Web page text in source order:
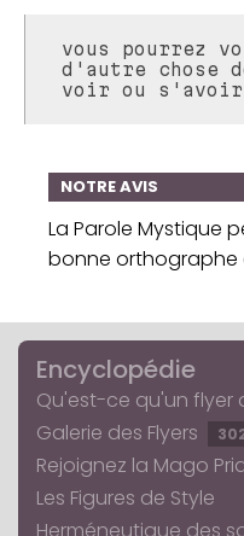
vous pourrez
d'autre chose
voir ou s'avoir
NOTRE AVIS
La Parole Mystique
bonne orthographe
Encyclopédie
Qu'est-ce qu'un flyer
Galerie des Flyers
Rejoignez la Mago
Les Figures de Style